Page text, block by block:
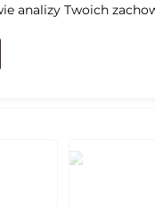
analizy Twoich